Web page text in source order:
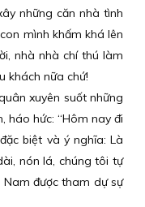
những căn nhà tình
mình khấm khá lên
nhà nhà chí thú làm
khách nữa chứ!
xuyên suốt những
háo hức: “Hôm nay đi
biệt và ý nghĩa: Là
nón lá, chúng tôi tự
được tham dự sự